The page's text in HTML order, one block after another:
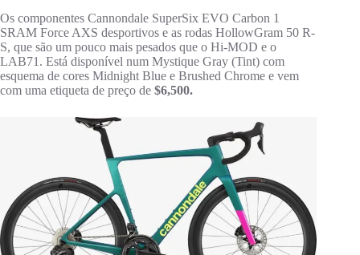
Os componentes Cannondale SuperSix EVO Carbon 1
SRAM Force AXS desportivos e as rodas HollowGram 50 R-
S, que são um pouco mais pesados que o Hi-MOD e o
LAB71. Está disponível num Mystique Gray (Tint) com
esquema de cores Midnight Blue e Brushed Chrome e vem
com uma etiqueta de preço de $6,500.